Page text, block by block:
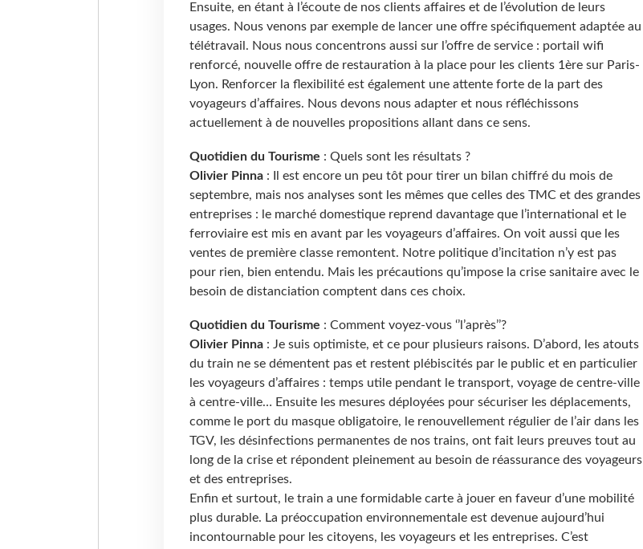
Ensuite, en étant à l’écoute de nos clients affaires et de l’évolution de leurs
usages. Nous venons par exemple de lancer une offre spécifiquement adaptée au
télétravail. Nous nous concentrons aussi sur l’offre de service : portail wifi
renforcé, nouvelle offre de restauration à la place pour les clients 1ère sur Paris-
Lyon. Renforcer la flexibilité est également une attente forte de la part des
voyageurs d’affaires. Nous devons nous adapter et nous réfléchissons
actuellement à de nouvelles propositions allant dans ce sens.
Quotidien du Tourisme : Quels sont les résultats ?
Olivier Pinna: Il est encore un peu tôt pour tirer un bilan chiffré du mois de
septembre, mais nos analyses sont les mêmes que celles des TMC et des grandes
entreprises : le marché domestique reprend davantage que l’international et le
ferroviaire est mis en avant par les voyageurs d’affaires. On voit aussi que les
ventes de première classe remontent. Notre politique d’incitation n’y est pas
pour rien, bien entendu. Mais les précautions qu’impose la crise sanitaire avec le
besoin de distanciation comptent dans ces choix.
Quotidien du Tourisme : Comment voyez-vous ‘’l’après’’?
Olivier Pinna: Je suis optimiste, et ce pour plusieurs raisons. D’abord, les atouts
du train ne se démentent pas et restent plébiscités par le public et en particulier
les voyageurs d’affaires : temps utile pendant le transport, voyage de centre-ville
à centre-ville… Ensuite les mesures déployées pour sécuriser les déplacements,
comme le port du masque obligatoire, le renouvellement régulier de l’air dans les
TGV, les désinfections permanentes de nos trains, ont fait leurs preuves tout au
long de la crise et répondent pleinement au besoin de réassurance des voyageurs
et des entreprises.
Enfin et surtout, le train a une formidable carte à jouer en faveur d’une mobilité
plus durable. La préoccupation environnementale est devenue aujourd’hui
incontournable pour les citoyens, les voyageurs et les entreprises. C’est